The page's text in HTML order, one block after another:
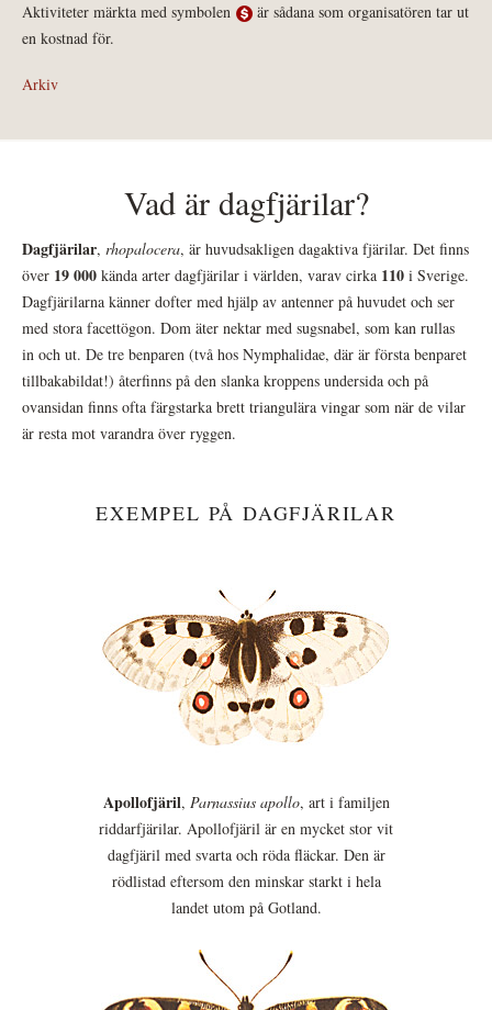
Aktiviteter märkta med symbolen
är sådana som organisatören tar ut
en kostnad för.
Arkiv
Vad är dagfjärilar?
Dagfjärilar, rhopalocera, är huvudsakligen dagaktiva fjärilar. Det finns
över 19 000 kända arter dagfjärilar i världen, varav cirka 110 i Sverige.
Dagfjärilarna känner dofter med hjälp av antenner på huvudet och ser
med stora facettögon. Dom äter nektar med sugsnabel, som kan rullas
in och ut. De tre benparen (två hos Nymphalidae, där är första benparet
tillbakabildat!) återfinns på den slanka kroppens undersida och på
ovansidan finns ofta färgstarka brett triangulära vingar som när de vilar
är resta mot varandra över ryggen.
EXEMPEL PÅ DAGFJÄRILAR
Apollofjäril, Parnassius apollo, art i familjen
riddarfjärilar. Apollofjäril är en mycket stor vit
dagfjäril med svarta och röda fläckar. Den är
rödlistad eftersom den minskar starkt i hela
landet utom på Gotland.